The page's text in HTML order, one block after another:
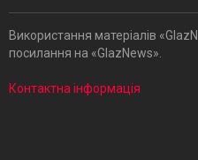
Використання матеріалів
посилання на «GlazNews».
Контактна інформація